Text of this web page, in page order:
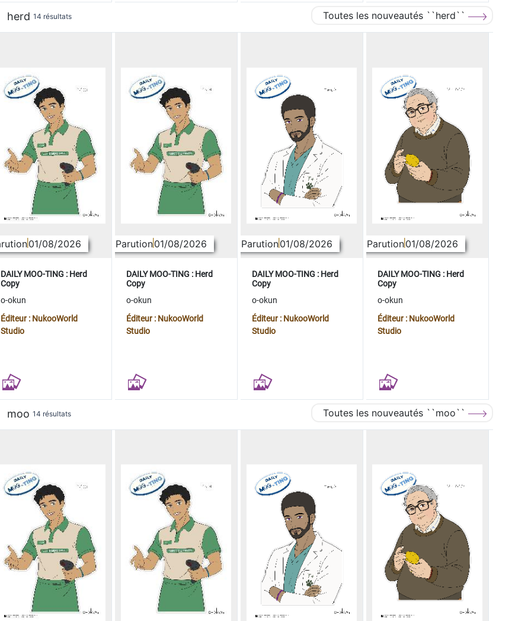
herd 14 résultats Toutes les nouveautés ``herd``
01/08/2026
DAILY MOO-TING : Herd
Copy
o-okun
Éditeur : NukooWorld
Studio
Parution01/08/2026
DAILY MOO-TING : Herd
Copy
o-okun
Éditeur : NukooWorld
Studio
Parution01/08/2026
DAILY MOO-TING : Herd
Copy
o-okun
Éditeur : NukooWorld
Studio
Parution01/08/2026
DAILY MOO-TING : Herd
Copy
o-okun
Éditeur : NukooWorld
Studio
moo 14 résultats Toutes les nouveautés ``moo``